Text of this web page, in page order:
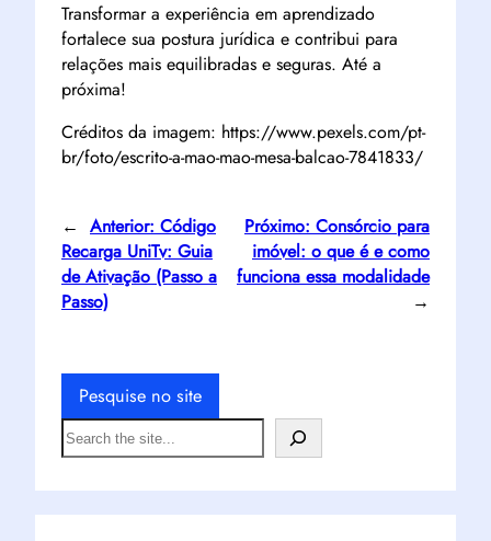
Transformar a experiência em aprendizado
fortalece sua postura jurídica e contribui para
relações mais equilibradas e seguras. Até a
próxima!
Créditos da imagem: https://www.pexels.com/pt-
br/foto/escrito-a-mao-mao-mesa-balcao-7841833/
← Anterior: Código
Recarga UniTv: Guia
de Ativação (Passo a
Passo)
Próximo: Consórcio para
imóvel: o que é e como
funciona essa modalidade
→
Pesquise no site
S
e